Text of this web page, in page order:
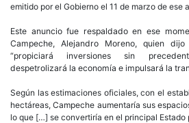
emitido por el Gobierno el 11 de marzo de ese
Este anuncio fue respaldado en ese
Campeche, Alejandro Moreno, quien
“propiciará inversiones sin
despetrolizará la economía e impulsará la
Según las estimaciones oficiales, con el
hectáreas, Campeche aumentaría sus
lo que […] se convertiría en el principal Estado